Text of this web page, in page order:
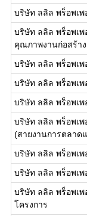
บริษัท ลลิล พร็อพเ
บริษัท ลลิล พร็อพเ
คุณภาพงานก่อสร้าง
บริษัท ลลิล พร็อพเ
บริษัท ลลิล พร็อพเ
บริษัท ลลิล พร็อพเ
บริษัท ลลิล พร็อพเ
(สายงานการตลาด
บริษัท ลลิล พร็อพเ
บริษัท ลลิล พร็อพเ
บริษัท ลลิล พร็อพเ
โครงการ